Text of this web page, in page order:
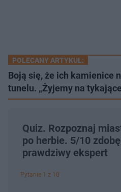
POLECANY ARTYKUŁ:
Boją się, że ich kamienice
tunelu. „Żyjemy na
Quiz. Rozpoznaj
po herbie. 5/10
prawdziwy ekspert
Pytanie 1 z 10